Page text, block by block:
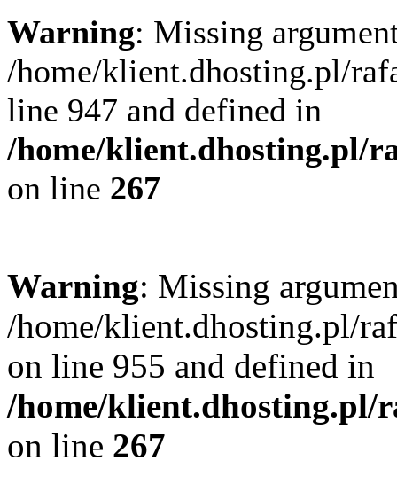
Warning: Missing
/home/klient.dhosting.pl/
line 947 and defined in
/home/klient.dhosting.pl/
on line 267
Warning: Missing
/home/klient.dhosting.pl/
on line 955 and defined in
/home/klient.dhosting.pl/
on line 267